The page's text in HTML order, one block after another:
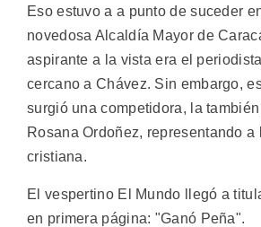
Eso estuvo a a punto de suceder
novedosa Alcaldía Mayor de
aspirante a la vista era el
cercano a Chávez. Sin embargo,
surgió una competidora, la
Rosana Ordoñez, representando a
cristiana.
El vespertino El Mundo llegó a
en primera página: "Ganó Peña".